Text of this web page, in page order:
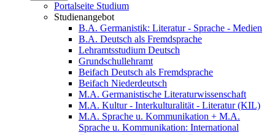
Portalseite Studium
Studienangebot
B.A. Germanistik: Literatur - Sprache - Medien
B.A. Deutsch als Fremdsprache
Lehramtsstudium Deutsch
Grundschullehramt
Beifach Deutsch als Fremdsprache
Beifach Niederdeutsch
M.A. Germanistische Literaturwissenschaft
M.A. Kultur - Interkulturalität - Literatur (KIL)
M.A. Sprache u. Kommunikation + M.A.
Sprache u. Kommunikation: International